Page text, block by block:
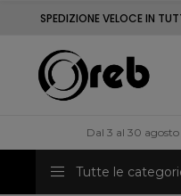
SPEDIZIONE VELOCE IN
Dal 3 al 30
Tutte le